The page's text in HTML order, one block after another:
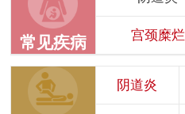
常见疾病 宫颈糜烂
阴道炎